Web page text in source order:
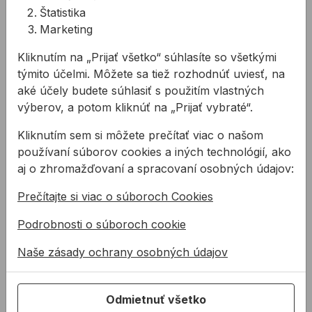
Upínací otvor: 13mm
Hmotnosť: 260g
Upínanie: do dierok
Súvisiace produkty
Píla dierovacia BAHCO
bimetalová
Oska upínacia BAHCO
vrtákom
Štatistika
Marketing
Kliknutím na „Prijať všetko“ súhlasíte so všetkými
týmito účelmi. Môžete sa tiež rozhodnúť uviesť, na
aké účely budete súhlasiť s použitím vlastných
výberov, a potom kliknúť na „Prijať vybraté“.
Kliknutím sem si môžete prečítať viac o našom
používaní súborov cookies a iných technológií, ako
aj o zhromažďovaní a spracovaní osobných údajov:
Prečítajte si viac o súboroch Cookies
Podrobnosti o súboroch cookie
Naše zásady ochrany osobných údajov
Odmietnuť všetko